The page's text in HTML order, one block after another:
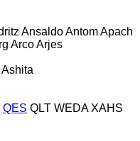
AnsaldoAntomApach
ArcoArjes
Ashita
QES QLT WEDA XAHS